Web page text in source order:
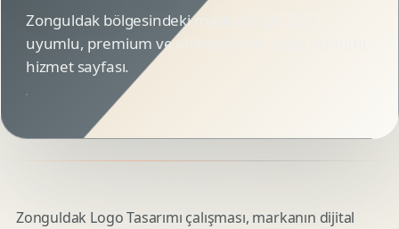
Zonguldak bölgesindeki markalar için SEO
uyumlu, premium ve animasyonlu Logo Tasarımı
hizmet sayfası.
Zonguldak Logo Tasarımı çalışması, markanın dijital